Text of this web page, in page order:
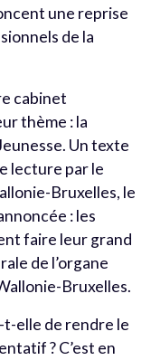
une reprise
de la
cabinet
thème : la
Un texte
lecture par le
Bruxelles, le
: les
faire leur grand
de l’organe
Bruxelles.
elle de rendre le
? C’est en